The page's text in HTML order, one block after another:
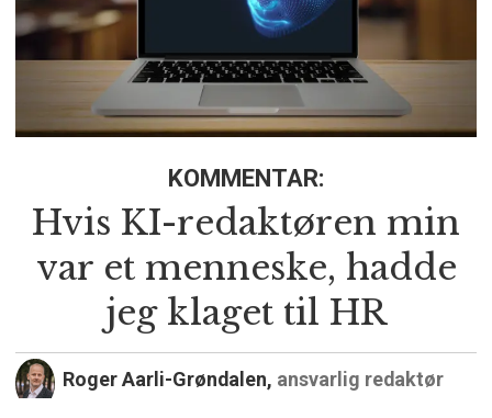
KOMMENTAR:
Hvis KI-redaktøren min
var et menneske, hadde
jeg klaget til HR
Roger Aarli-Grøndalen, ansvarlig redaktør